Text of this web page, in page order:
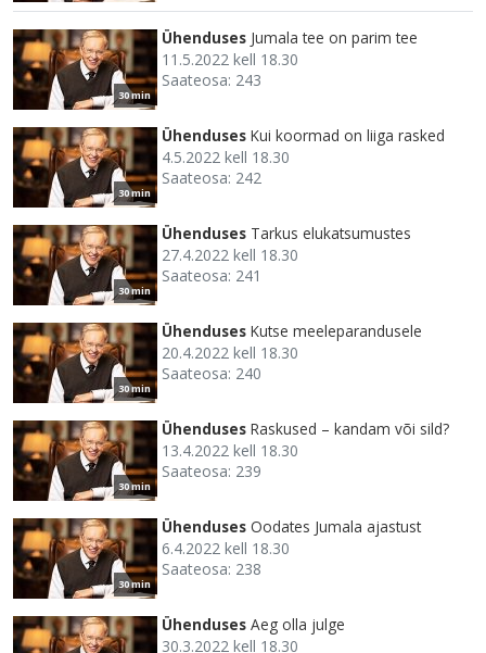
30 min
Ühenduses Jumala tee on parim tee
11.5.2022 kell 18.30
Saateosa: 243
30 min
Ühenduses Kui koormad on liiga rasked
4.5.2022 kell 18.30
Saateosa: 242
30 min
Ühenduses Tarkus elukatsumustes
27.4.2022 kell 18.30
Saateosa: 241
30 min
Ühenduses Kutse meeleparandusele
20.4.2022 kell 18.30
Saateosa: 240
30 min
Ühenduses Raskused – kandam või sild?
13.4.2022 kell 18.30
Saateosa: 239
30 min
Ühenduses Oodates Jumala ajastust
6.4.2022 kell 18.30
Saateosa: 238
Ühenduses Aeg olla julge
30.3.2022 kell 18.30